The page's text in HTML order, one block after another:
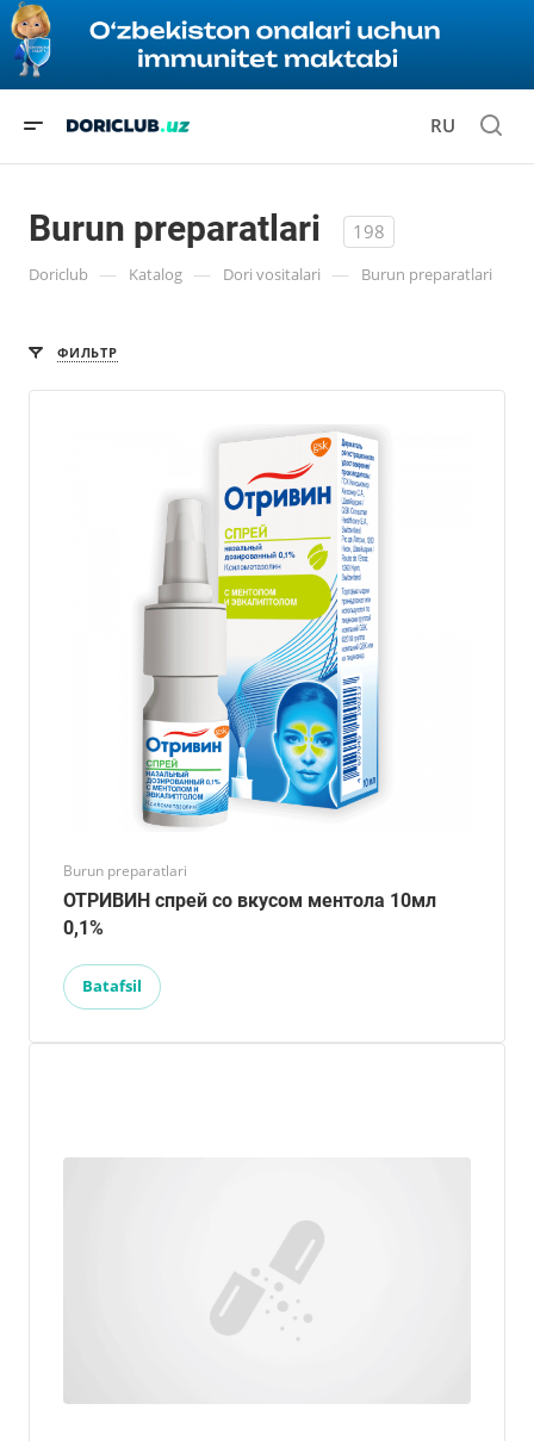
RU
Burun preparatlari 198
Doriclub — Katalog — Dori vositalari — Burun preparatlari
ФИЛЬТР
Burun preparatlari
ОТРИВИН спрей со вкусом ментола 10мл
0,1%
Batafsil